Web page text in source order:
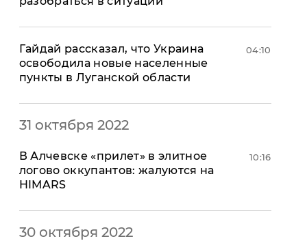
Гайдай рассказал, что Украина
освободила новые населенные
пункты в Луганской области
04:10
31 октября 2022
​В Алчевске «прилет» в элитное
логово оккупантов: жалуются на
HIMARS
10:16
30 октября 2022